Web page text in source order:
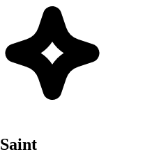
Saint